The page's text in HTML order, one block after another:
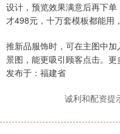
设计，预览效果满意后再下
才498元，十万套模板都能用
推新品服饰时，可在主图中加
景图，能更吸引顾客点击。更
发布于：福建省
诚利和配资提